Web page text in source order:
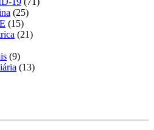
(25)
(15)
(21)
(9)
(13)